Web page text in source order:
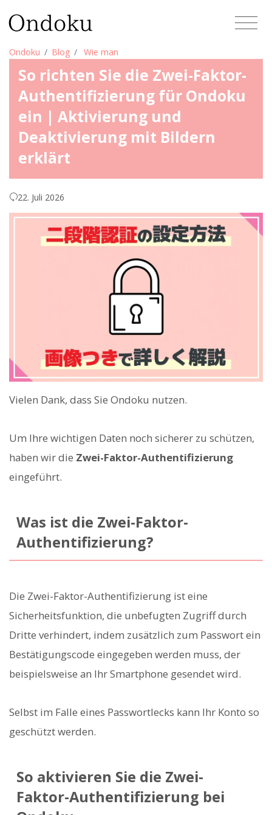
Ondoku Blog Wie man
So richten Sie die Zwei-Faktor-
Authentifizierung für Ondoku
ein | Aktivierung und
Deaktivierung mit Bildern
erklärt
22. Juli 2026
Vielen Dank, dass Sie Ondoku nutzen.
Um Ihre wichtigen Daten noch sicherer zu schützen,
haben wir die Zwei-Faktor-Authentifizierung
eingeführt.
Was ist die Zwei-Faktor-
Authentifizierung?
Die Zwei-Faktor-Authentifizierung ist eine
Sicherheitsfunktion, die unbefugten Zugriff durch
Dritte verhindert, indem zusätzlich zum Passwort ein
Bestätigungscode eingegeben werden muss, der
beispielsweise an Ihr Smartphone gesendet wird.
Selbst im Falle eines Passwortlecks kann Ihr Konto so
geschützt werden.
So aktivieren Sie die Zwei-
Faktor-Authentifizierung bei